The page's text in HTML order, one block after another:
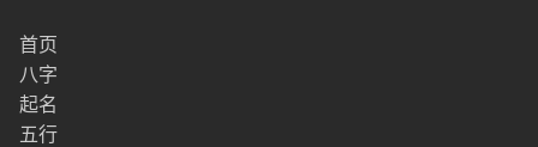
首页
八字
起名
五行